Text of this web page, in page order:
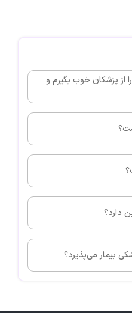
چطور می‌توانم نوبت دکتر فریده پرنیا را از پزشکان خوب بگیرم و